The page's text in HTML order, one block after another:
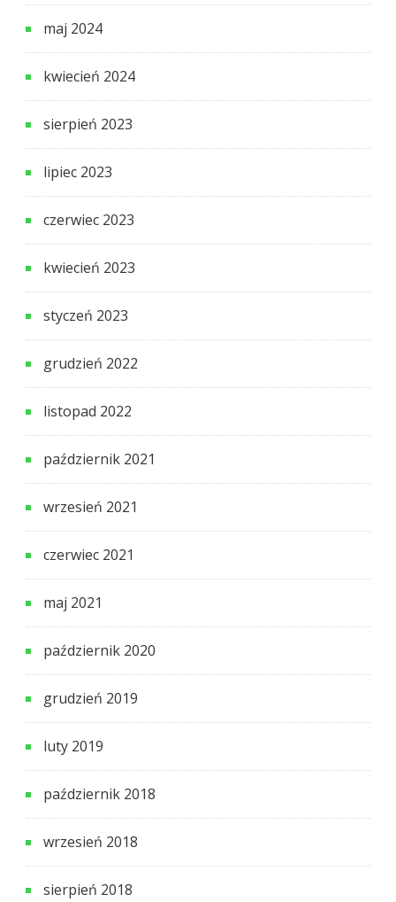
maj 2024
kwiecień 2024
sierpień 2023
lipiec 2023
czerwiec 2023
kwiecień 2023
styczeń 2023
grudzień 2022
listopad 2022
październik 2021
wrzesień 2021
czerwiec 2021
maj 2021
październik 2020
grudzień 2019
luty 2019
październik 2018
wrzesień 2018
sierpień 2018